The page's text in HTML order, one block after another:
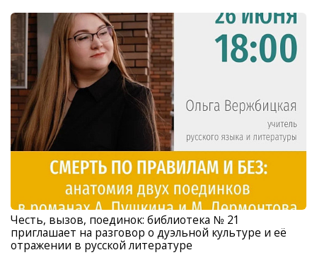
Честь, вызов, поединок: библиотека № 21
приглашает на разговор о дуэльной культуре и её
отражении в русской литературе